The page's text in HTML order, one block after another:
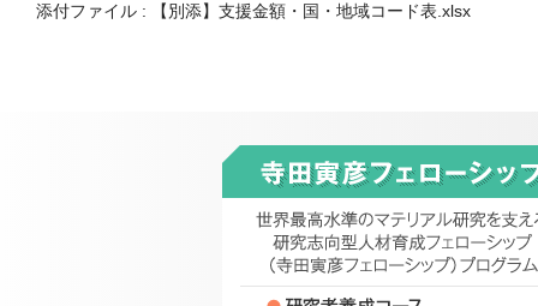
添付ファイル :
【別添】支援金額・国・地域コード表.xlsx